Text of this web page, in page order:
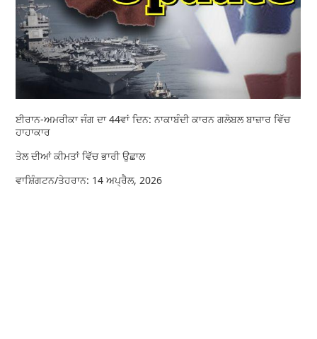
ਈਰਾਨ-ਅਮਰੀਕਾ ਜੰਗ ਦਾ 44ਵਾਂ ਦਿਨ: ਨਾਕਾਬੰਦੀ ਕਾਰਨ ਗਲੋਬਲ ਬਾਜ਼ਾਰ ਵਿੱਚ
ਹਾਹਾਕਾਰ
ਤੇਲ ਦੀਆਂ ਕੀਮਤਾਂ ਵਿੱਚ ਭਾਰੀ ਉਛਾਲ
ਵਾਸ਼ਿੰਗਟਨ/ਤੇਹਰਾਨ: 14 ਅਪ੍ਰੈਲ, 2026